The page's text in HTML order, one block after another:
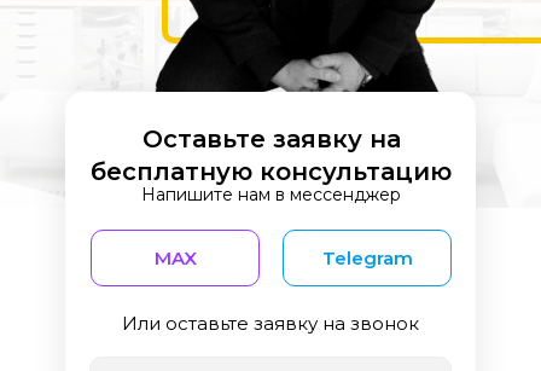
MAX
Или оставьте заявку на звонок
Telegram
Напишите нам в мессенджер
Оставьте заявку на
бесплатную консультацию